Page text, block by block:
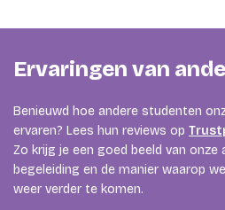
Ervaringen van
Benieuwd hoe andere studenten
ervaren? Lees hun reviews op
Zo krijg je een goed beeld van onze
begeleiding en de manier waarop
weer verder te komen.